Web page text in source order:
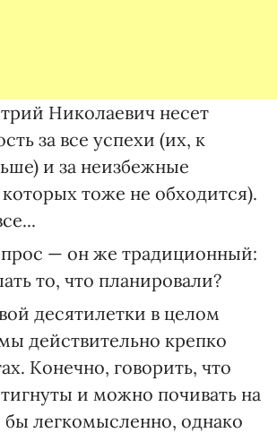
Николаевич несет
за все успехи (их, к
и за неизбежные
которых тоже не обходится).
— он же традиционный:
то, что планировали?
десятилетки в целом
действительно крепко
Конечно, говорить, что
и можно почивать на
бы легкомысленно, однако